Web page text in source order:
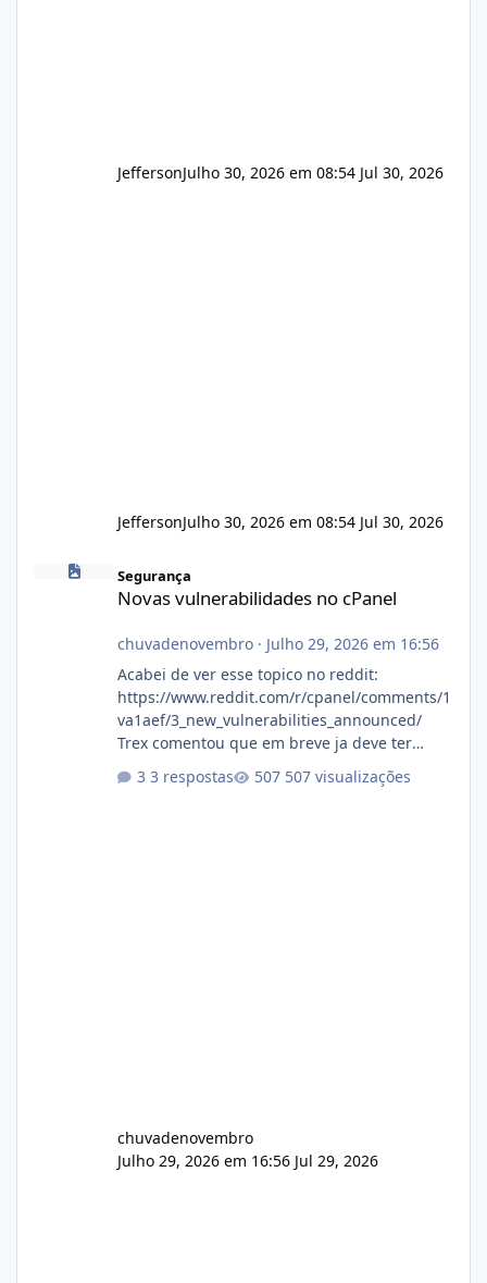
JeffersonJulho 30, 2026 em 08:54 Jul 30, 2026
JeffersonJulho 30, 2026 em 08:54 Jul 30, 2026
Novas vulnerabilidades no cPanel
Segurança
Novas vulnerabilidades no cPanel
chuvadenovembro· Julho 29, 2026 em 16:56
Acabei de ver esse topico no reddit:
https://www.reddit.com/r/cpanel/comments/1
va1aef/3_new_vulnerabilities_announced/
Trex comentou que em breve ja deve ter
3 respostas 507 visualizações
chuvadenovembro
Julho 29, 2026 em 16:56 Jul 29, 2026